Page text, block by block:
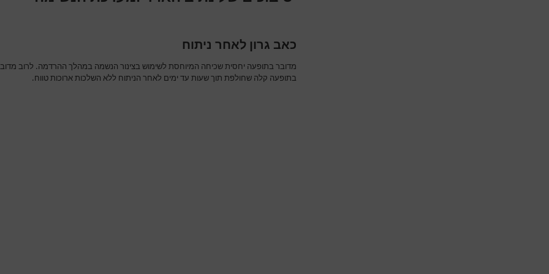
כאב גרון לאחר ניתוח
מדובר בתופעה יחסית שכיחה המיוחסת לשימוש בצינור הנשמה במהלך ההרדמה. לרוב
בתופעה קלה שחולפת תוך שעות עד ימים לאחר הניתוח ללא השלכות ארוכות טווח.